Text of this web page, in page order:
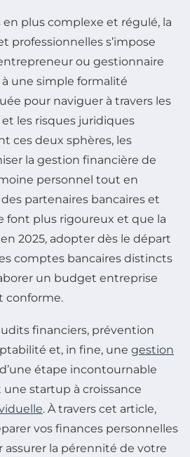
plus complexe et régulé, la
professionnelles s’impose
ou gestionnaire
une simple formalité
pour naviguer à travers les
les risques juridiques
ces deux sphères, les
la gestion financière de
personnel tout en
partenaires bancaires et
font plus rigoureux et que la
2025, adopter dès le départ
comptes bancaires distincts
un budget entreprise
conforme.
financiers, prévention
et, in fine, une gestion
étape incontournable
startup à croissance
. À travers cet article,
vos finances personnelles
la pérennité de votre